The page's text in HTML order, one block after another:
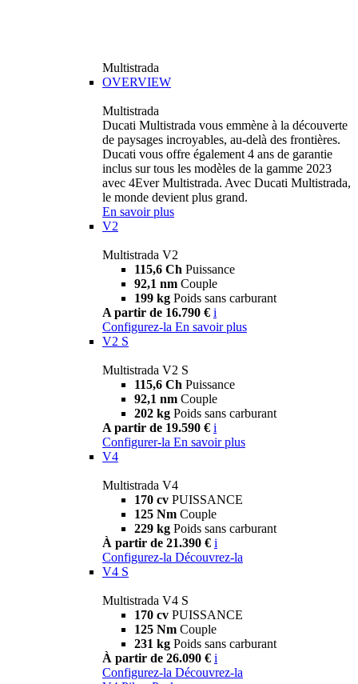
Multistrada
OVERVIEW
Multistrada
Ducati Multistrada vous emmène à la découverte
de paysages incroyables, au-delà des frontières.
Ducati vous offre également 4 ans de garantie
inclus sur tous les modèles de la gamme 2023
avec 4Ever Multistrada. Avec Ducati Multistrada,
le monde devient plus grand.
En savoir plus
V2
Multistrada V2
115,6 Ch Puissance
92,1 nm Couple
199 kg Poids sans carburant
A partir de 16.790 € i
Configurez-la En savoir plus
V2 S
Multistrada V2 S
115,6 Ch Puissance
92,1 nm Couple
202 kg Poids sans carburant
A partir de 19.590 € i
Configurer-la En savoir plus
V4
Multistrada V4
170 cv PUISSANCE
125 Nm Couple
229 kg Poids sans carburant
À partir de 21.390 € i
Configurez-la Découvrez-la
V4 S
Multistrada V4 S
170 cv PUISSANCE
125 Nm Couple
231 kg Poids sans carburant
À partir de 26.090 € i
Configurez-la Découvrez-la